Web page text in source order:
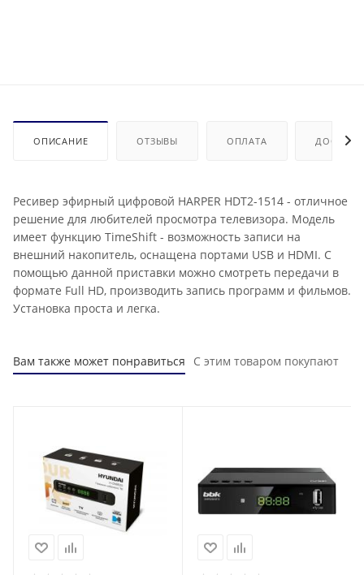
ОПИСАНИЕ ОТЗЫВЫ ОПЛАТА
Ресивер эфирный цифровой HARPER HDT2-1514 - отличное
решение для любителей просмотра телевизора. Модель
имеет функцию TimeShift - возможность записи на
внешний накопитель, оснащена портами USB и HDMI. С
помощью данной приставки можно смотреть передачи в
формате Full HD, производить запись программ и фильмов.
Установка проста и легка.
Вам также может понравиться С этим товаром покупают